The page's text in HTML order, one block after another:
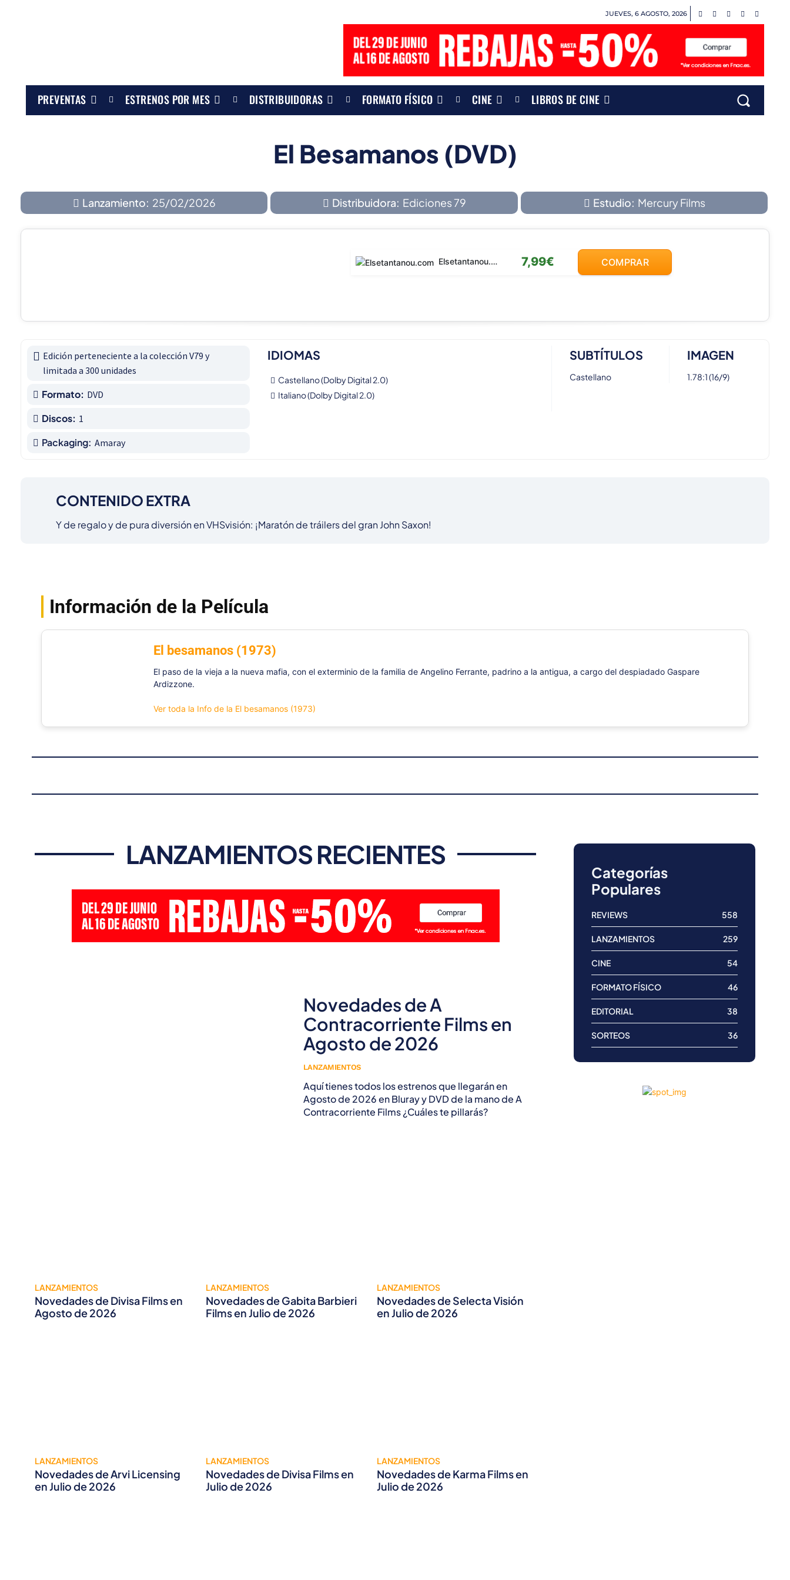
JUEVES, 6 AGOSTO, 2026
PREVENTAS ESTRENOS POR MES DISTRIBUIDORAS FORMATO FÍSICO CINE LIBROS DE CINE
El Besamanos (DVD)
Lanzamiento: 25/02/2026 Distribuidora: Ediciones 79 Estudio: Mercury Films
Elsetantanou.com 7,99€ COMPRAR
Edición perteneciente a la colección V79 y
limitada a 300 unidades
Formato: DVD
Discos: 1
Packaging: Amaray
IDIOMAS
Castellano (Dolby Digital 2.0)
Italiano (Dolby Digital 2.0)
SUBTÍTULOS
Castellano
IMAGEN
1.78:1 (16/9)
CONTENIDO EXTRA
Y de regalo y de pura diversión en VHSvisión: ¡Maratón de tráilers del gran John Saxon!
Información de la Película
El besamanos (1973)
El paso de la vieja a la nueva mafia, con el exterminio de la familia de Angelino Ferrante, padrino a la antigua, a cargo del despiadado Gaspare
Ardizzone.
Ver toda la Info de la El besamanos (1973)
LANZAMIENTOS RECIENTES
Novedades de A
Contracorriente Films en
Agosto de 2026
LANZAMIENTOS
Aquí tienes todos los estrenos que llegarán en
Agosto de 2026 en Bluray y DVD de la mano de A
Contracorriente Films ¿Cuáles te pillarás?
LANZAMIENTOS
Novedades de Divisa Films en
Agosto de 2026
LANZAMIENTOS
Novedades de Gabita Barbieri
Films en Julio de 2026
LANZAMIENTOS
Novedades de Selecta Visión
en Julio de 2026
LANZAMIENTOS
Novedades de Arvi Licensing
en Julio de 2026
LANZAMIENTOS
Novedades de Divisa Films en
Julio de 2026
LANZAMIENTOS
Novedades de Karma Films en
Julio de 2026
Categorías
Populares
REVIEWS 558
LANZAMIENTOS 259
CINE 54
FORMATO FÍSICO 46
EDITORIAL 38
SORTEOS 36